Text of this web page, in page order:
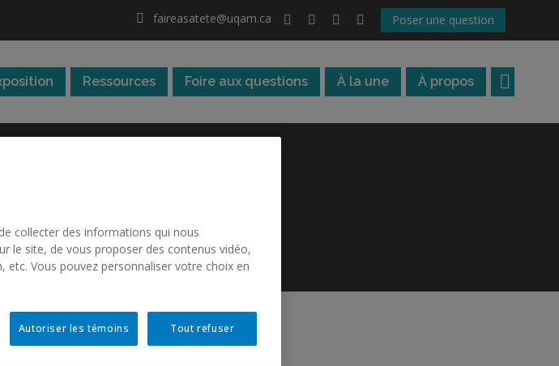
faireasatete@uqam.ca Poser une question
Ressources Foire aux questions À la une À propos
collecter des informations qui nous
le site, de vous proposer des contenus vidéo,
etc. Vous pouvez personnaliser votre choix en
Tout refuser
Autoriser les témoins